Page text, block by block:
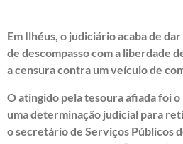
Em Ilhéus, o judiciário acaba de
de descompasso com a liberdade
a censura contra um veículo de
O atingido pela tesoura afiada foi o
uma determinação judicial para
o secretário de Serviços Públicos